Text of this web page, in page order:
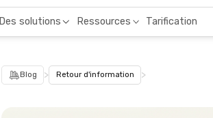
Des solutions Ressources Tarification
Blog > Retour d'information >